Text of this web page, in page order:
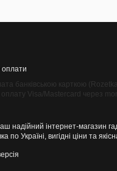
надійний інтернет-магазин
по Україні, вигідні ціни та